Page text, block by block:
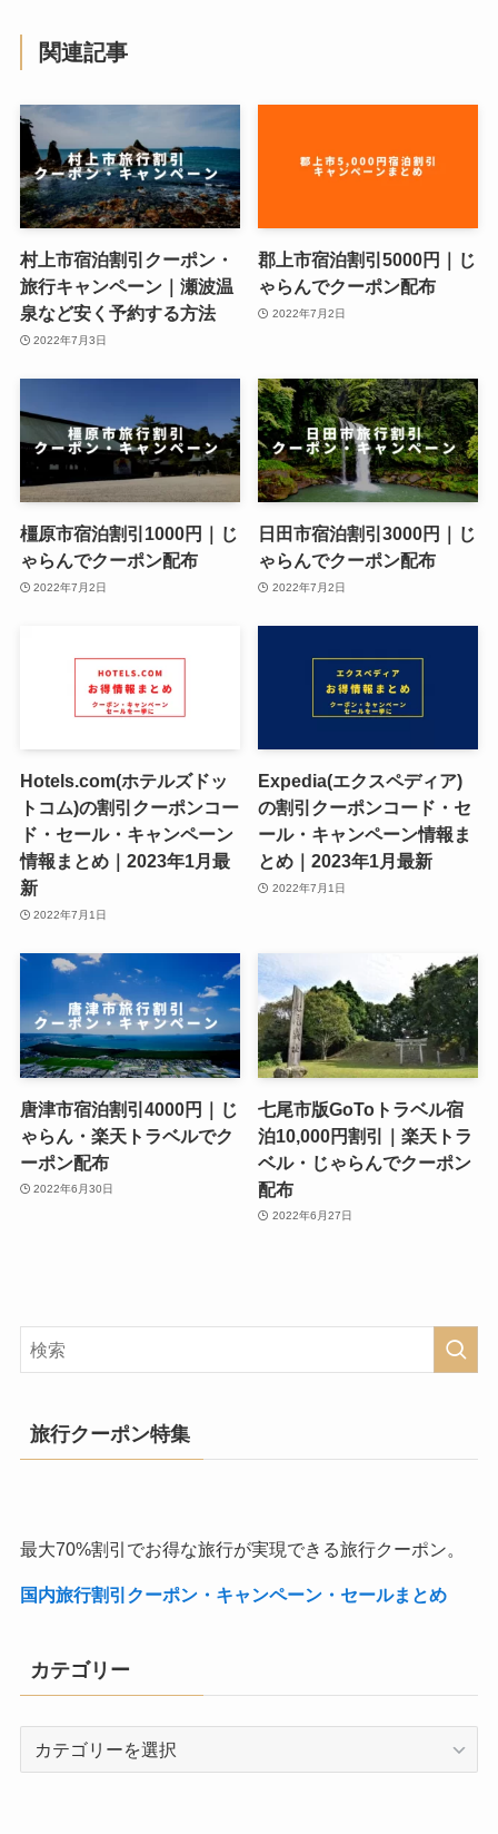
関連記事
村上市宿泊割引クーポン・
旅行キャンペーン｜瀬波温
泉など安く予約する方法
2022年7月3日
郡上市宿泊割引5000円｜じ
ゃらんでクーポン配布
2022年7月2日
橿原市宿泊割引1000円｜じ
ゃらんでクーポン配布
2022年7月2日
日田市宿泊割引3000円｜じ
ゃらんでクーポン配布
2022年7月2日
Hotels.com(ホテルズドッ
トコム)の割引クーポンコー
ド・セール・キャンペーン
情報まとめ｜2023年1月最
新
2022年7月1日
Expedia(エクスペディア)
の割引クーポンコード・セ
ール・キャンペーン情報ま
とめ｜2023年1月最新
2022年7月1日
唐津市宿泊割引4000円｜じ
ゃらん・楽天トラベルでク
ーポン配布
2022年6月30日
七尾市版GoToトラベル宿
泊10,000円割引｜楽天トラ
ベル・じゃらんでクーポン
配布
2022年6月27日
旅行クーポン特集
最大70%割引でお得な旅行が実現できる旅行クーポン。
国内旅行割引クーポン・キャンペーン・セールまとめ
カテゴリー